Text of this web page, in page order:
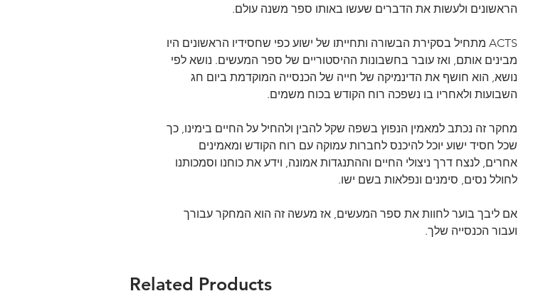
הראשונים ולעשות את הדברים שעשו באותו ספר משנה עולם.
ACTS מתחיל בסקירת הבשורה ותחייתו של ישוע כפי שחסידיו הראשונים היו
מבינים אותם, ואז עובר בחשבונות ההיסטוריים של ספר המעשים. נושא לפי
נושא, הוא חושף את הדינמיקה של חייה של הכנסייה המוקדמת ביום חג
השבועות ולאחריו בו נשפכה רוח הקודש בכוח משמים.
מחקר זה נכתב למאמין הנפוץ בשפה שקל להבין ולהחיל על החיים בימינו, כך
שכל חסיד ישוע יוכל להיכנס לחברות עמוקה עם רוח הקודש ומאמינים
אחרים, לנצח דרך ניצולי החיים וההתנגדות אמונה, וידע את כוחנו וסמכותנו
לחולל נסים, סימנים ונפלאות בשם ישו.
אם ליבך בוער לחוות את ספר המעשים, אז מעשה זה הוא המחקר עבורך
ועבור הכנסייה שלך.
Related Products